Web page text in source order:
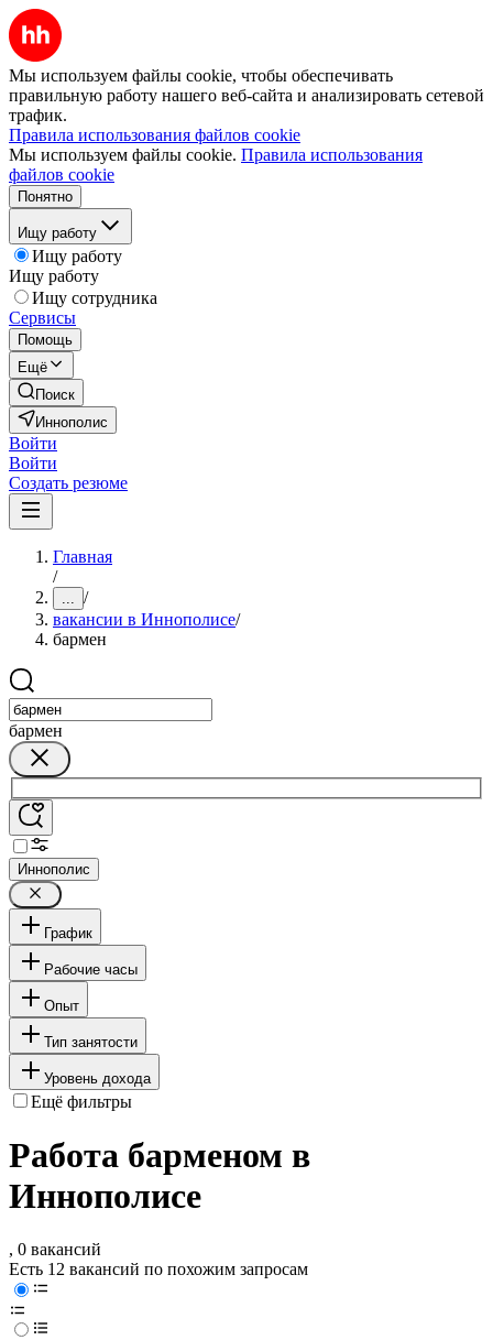
Мы используем файлы cookie, чтобы обеспечивать
правильную работу нашего веб-сайта и анализировать сетевой
трафик.
Правила использования файлов cookie
Мы используем файлы cookie. Правила использования
файлов cookie
Понятно
Ищу работу
Ищу работу
Ищу работу
Ищу сотрудника
Сервисы
Помощь
Ещё
Поиск
Иннополис
Войти
Войти
Создать резюме
Главная
/
... /
вакансии в Иннополисе/
бармен
бармен
Иннополис
График
Рабочие часы
Опыт
Тип занятости
Уровень дохода
Ещё фильтры
Работа барменом в
Иннополисе
, 0 вакансий
Есть 12 вакансий по похожим запросам